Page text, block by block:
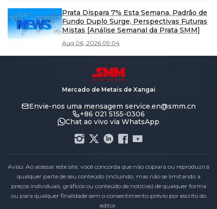
Prata Dispara 7% Esta Semana, Padrão de
Fundo Duplo Surge, Perspectivas Futuras
Mistas [Análise Semanal da Prata SMM]
Aug 06, 2026 09:04
Mercado de Metais de Xangai
Envie-nos uma mensagem service.en@smm.cn
+86 021 5155-0306
Chat ao vivo via WhatsApp
Aviso: Ao acessar este site, você concorda que não copiará ou reproduzirá
qualquer parte de seu conteúdo (incluindo, mas não se limitando a
preços individuais, gráficos ou conteúdo de notícias) de qualquer forma
ou para qualquer finalidade sem o consentimento prévio por escrito do
editor.